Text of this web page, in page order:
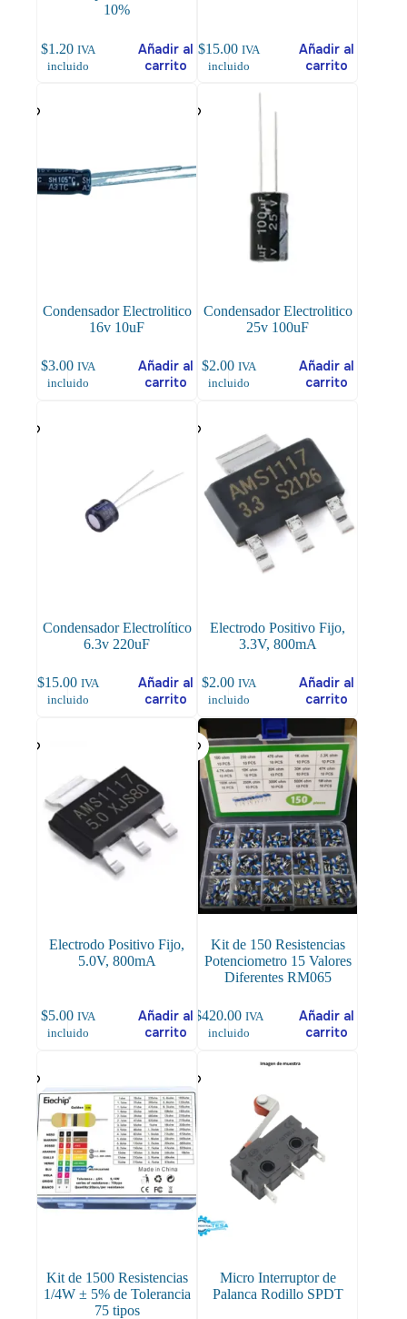
10%
$1.20 IVA
incluido
Añadir al
carrito
$15.00 IVA
incluido
Añadir al
carrito
Condensador Electrolitico
16v 10uF
$3.00 IVA
incluido
Añadir al
carrito
Condensador Electrolitico
25v 100uF
$2.00 IVA
incluido
Añadir al
carrito
Condensador Electrolítico
6.3v 220uF
$15.00 IVA
incluido
Añadir al
carrito
Electrodo Positivo Fijo,
3.3V, 800mA
$2.00 IVA
incluido
Añadir al
carrito
Electrodo Positivo Fijo,
5.0V, 800mA
$5.00 IVA
incluido
Añadir al
carrito
Kit de 150 Resistencias
Potenciometro 15 Valores
Diferentes RM065
$420.00 IVA
incluido
Añadir al
carrito
Kit de 1500 Resistencias
1/4W ± 5% de Tolerancia
75 tipos
Micro Interruptor de
Palanca Rodillo SPDT